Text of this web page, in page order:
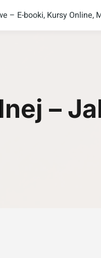
– E-booki, Kursy Online,
–